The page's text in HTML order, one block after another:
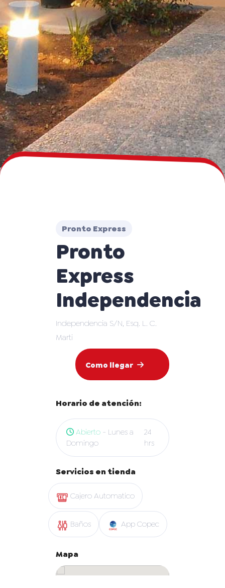
Pronto Express
Pronto
Express
Independencia
Independencia S/N, Esq. L. C.
Marti
Como llegar
Horario de atención:
Abierto - Lunes a
Domingo
24
hrs
Servicios en tienda
Cajero Automatico
Baños App Copec
Mapa